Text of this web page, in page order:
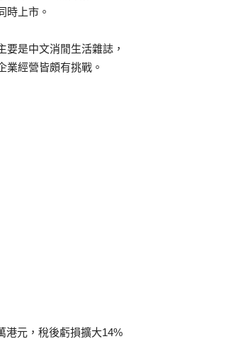
時上市。
是中文消閒生活雜誌，
業經營皆頗有挑戰。
港元，稅後虧損擴大14%